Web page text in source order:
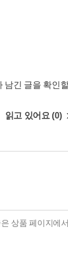
남긴 글을 확인
읽고 있어요 (0)